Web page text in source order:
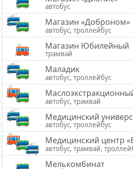
автобус
Магазин «Доброном»
автобус, троллейбус
Магазин Юбилейный
трамвай
Маладик
автобус, троллейбус
автобус, трамвай
Медицинский
автобус, троллейбус
Медицинский центр
автобус, трамвай,
Мелькомбинат